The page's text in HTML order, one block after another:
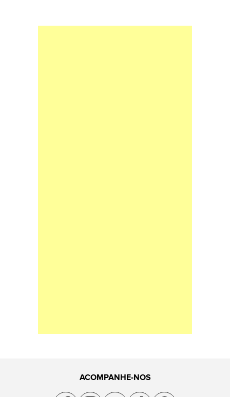
ACOMPANHE-NOS